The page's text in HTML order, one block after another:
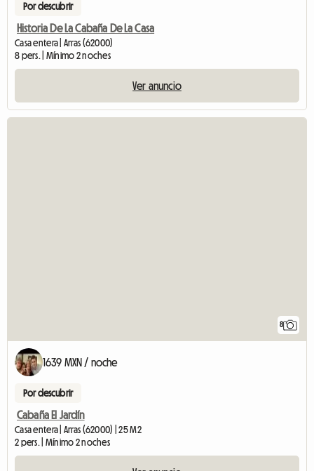
Por descubrir
Historia De La Cabaña De La Casa
Casa entera | Arras (62000)
8 pers. | Mínimo 2 noches
Ver anuncio
8
1639 MXN / noche
Por descubrir
Cabaña El Jardín
Casa entera | Arras (62000) | 25 M2
2 pers. | Mínimo 2 noches